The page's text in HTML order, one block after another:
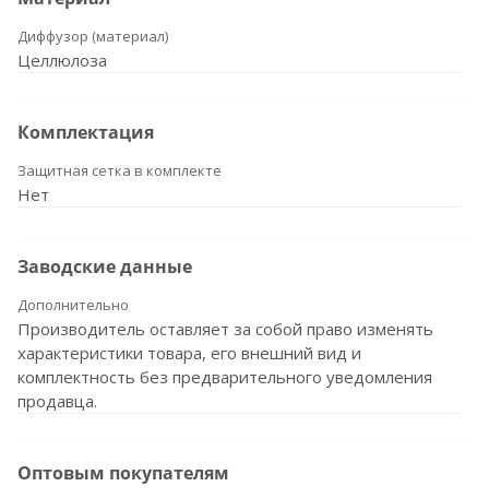
Диффузор (материал)
Целлюлоза
Комплектация
Защитная сетка в комплекте
Нет
Заводские данные
Дополнительно
Производитель оставляет за собой право изменять
характеристики товара, его внешний вид и
комплектность без предварительного уведомления
продавца.
Оптовым покупателям